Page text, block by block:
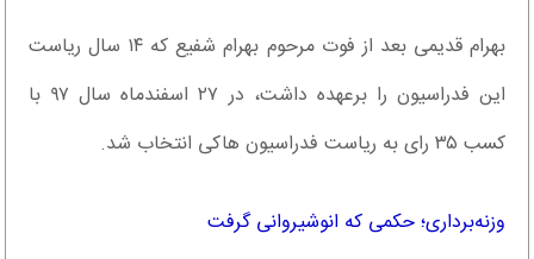
بهرام قدیمی بعد از فوت مرحوم بهرام شفیع که ۱۴ سال ریاست
این فدراسیون را برعهده داشت، در ۲۷ اسفندماه سال ۹۷ با
کسب ۳۵ رای به ریاست فدراسیون هاکی انتخاب شد.
وزنه‌برداری؛ حکمی که انوشیروانی گرفت